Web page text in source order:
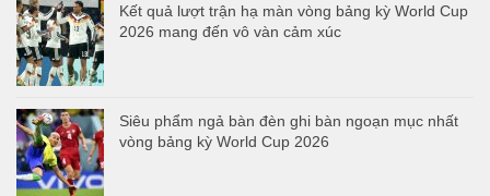
Kết quả lượt trận hạ màn vòng bảng kỳ World Cup
2026 mang đến vô vàn cảm xúc
Siêu phẩm ngả bàn đèn ghi bàn ngoạn mục nhất
vòng bảng kỳ World Cup 2026